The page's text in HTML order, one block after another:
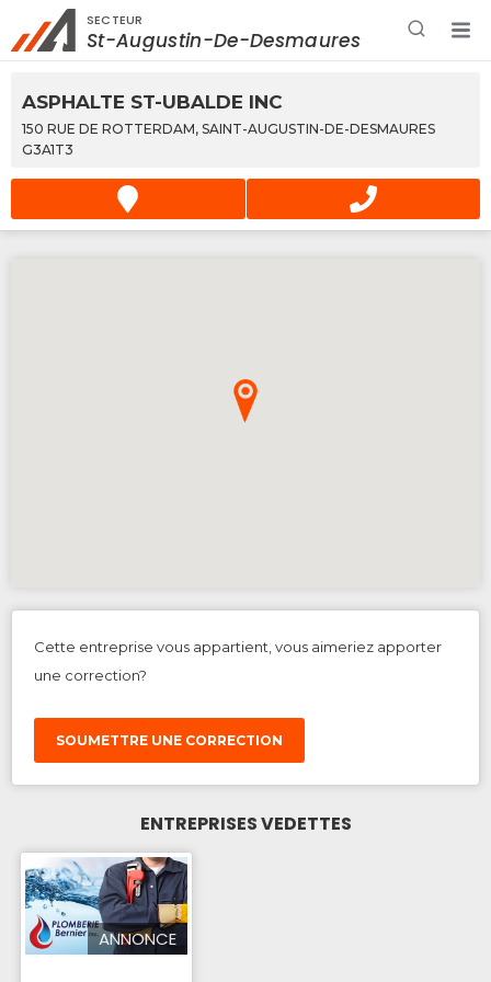
Rechercher à proximité - Entreprise / Rabais /
Services
SECTEUR
St-Augustin-De-Desmaures
ASPHALTE ST-UBALDE INC
150 RUE DE ROTTERDAM, SAINT-AUGUSTIN-DE-DESMAURES
G3A1T3
Cette entreprise vous appartient, vous aimeriez apporter
une correction?
SOUMETTRE UNE CORRECTION
ENTREPRISES VEDETTES
ANNONCE